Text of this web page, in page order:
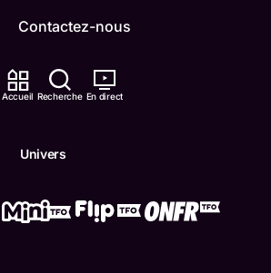
Accueil Recherche En direct
Univers
Contactez-nous
ONFR
Boukili